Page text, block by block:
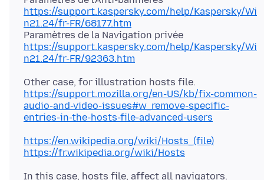
https://support.kaspersky.com/help/Kaspersky/Wi
n21.24/fr-FR/68177.htm
https://support.kaspersky.com/help/Kaspersky/Wi
n21.24/fr-FR/92363.htm
https://support.mozilla.org/en-US/kb/fix-common-
audio-and-video-issues#w_remove-specific-
entries-in-the-hosts-file-advanced-users
https://en.wikipedia.org/wiki/Hosts_(file)
https://fr.wikipedia.org/wiki/Hosts